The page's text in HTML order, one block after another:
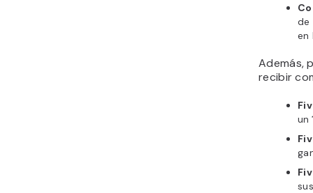
de
en
Además,
recibir
un